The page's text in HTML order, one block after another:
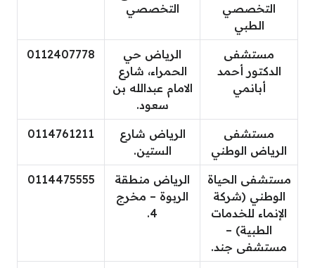
التخصصي
الطبي
التخصصي
مستشفى
الدكتور أحمد
أبانمي
الرياض حي
الحمراء، شارع
الامام عبدالله بن
سعود.
0112407778
مستشفى
الرياض الوطني
الرياض شارع
الستين.
0114761211
مستشفى الحياة
الوطني (شركة
الإنماء للخدمات
الطبية) –
مستشفى جند.
الرياض منطقة
الربوة – مخرج
4.
0114475555